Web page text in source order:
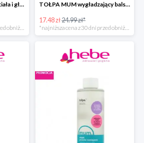
LINOMAG żel do mycia ciała i głowy dla dzieci i niemowląt
*najniższa cena z 30 dni przed obniżką
TOŁPA MUM wygładzający balsam antycellulitowy do ciała
17.48 zł24.99 zł*
*najniższa cena z 30 dni przed obniżką